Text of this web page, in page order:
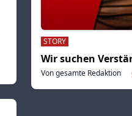
STORY
Wir suchen
Von gesamte Redaktion